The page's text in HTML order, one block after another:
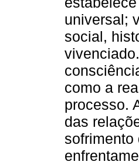
universal;
social,
como a
processo.
das